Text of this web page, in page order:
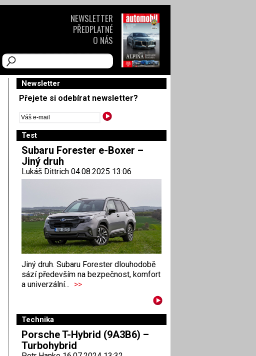
Newsletter
Přejete si odebírat newsletter?
Test
Subaru Forester e-Boxer –
Jiný druh
Lukáš Dittrich 04.08.2025 13:06
Jiný druh. Subaru Forester dlouhodobě
sází především na bezpečnost, komfort
a univerzální... >>
Technika
Porsche T-Hybrid (9A3B6) –
Turbohybrid
NEWSLETTER
PŘEDPLATNÉ
O NÁS